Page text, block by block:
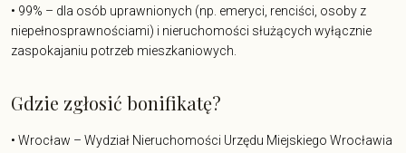
• 99% – dla osób uprawnionych (np. emeryci, renciści, osoby z
niepełnosprawnościami) i nieruchomości służących wyłącznie
zaspokajaniu potrzeb mieszkaniowych.
Gdzie zgłosić bonifikatę?
• Wrocław – Wydział Nieruchomości Urzędu Miejskiego Wrocławia